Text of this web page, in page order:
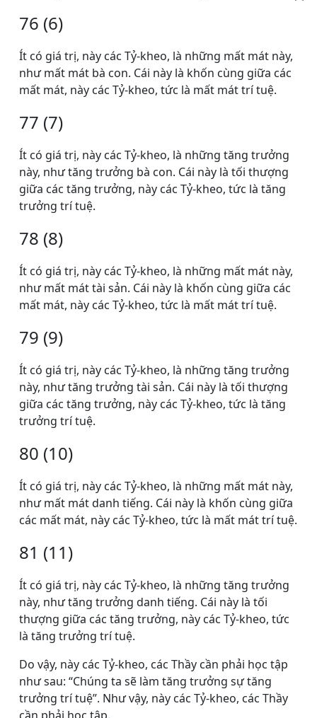
76 (6)
Ít có giá trị, này các Tỷ-kheo, là những mất mát này,
như mất mát bà con. Cái này là khốn cùng giữa các
mất mát, này các Tỷ-kheo, tức là mất mát trí tuệ.
77 (7)
Ít có giá trị, này các Tỷ-kheo, là những tăng trưởng
này, như tăng trưởng bà con. Cái này là tối thượng
giữa các tăng trưởng, này các Tỷ-kheo, tức là tăng
trưởng trí tuệ.
78 (8)
Ít có giá trị, này các Tỷ-kheo, là những mất mát này,
như mất mát tài sản. Cái này là khốn cùng giữa các
mất mát, này các Tỷ-kheo, tức là mất mát trí tuệ.
79 (9)
Ít có giá trị, này các Tỷ-kheo, là những tăng trưởng
này, như tăng trưởng tài sản. Cái này là tối thượng
giữa các tăng trưởng, này các Tỷ-kheo, tức là tăng
trưởng trí tuệ.
80 (10)
Ít có giá trị, này các Tỷ-kheo, là những mất mát này,
như mất mát danh tiếng. Cái này là khốn cùng giữa
các mất mát, này các Tỷ-kheo, tức là mất mát trí tuệ.
81 (11)
Ít có giá trị, này các Tỷ-kheo, là những tăng trưởng
này, như tăng trưởng danh tiếng. Cái này là tối
thượng giữa các tăng trưởng, này các Tỷ-kheo, tức
là tăng trưởng trí tuệ.
Do vậy, này các Tỷ-kheo, các Thầy cần phải học tập
như sau: “Chúng ta sẽ làm tăng trưởng sự tăng
trưởng trí tuệ”. Như vậy, này các Tỷ-kheo, các Thầy